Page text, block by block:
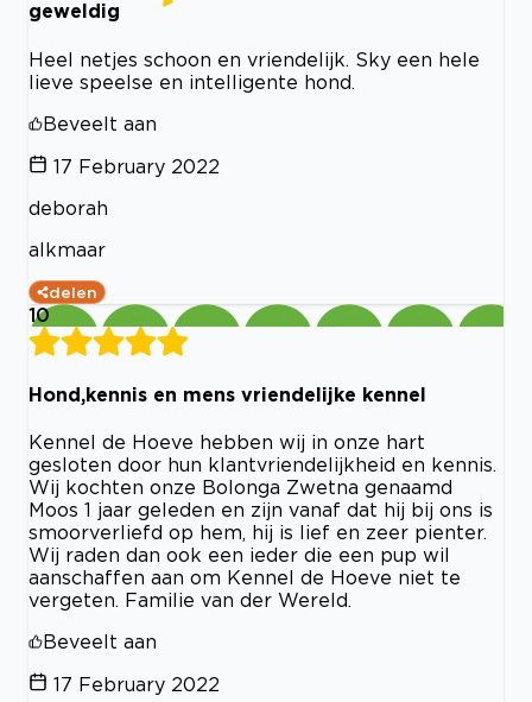
geweldig
Heel netjes schoon en vriendelijk. Sky een hele
lieve speelse en intelligente hond.
Beveelt aan
17 February 2022
deborah
alkmaar
delen
10
Hond,kennis en mens vriendelijke kennel
Kennel de Hoeve hebben wij in onze hart
gesloten door hun klantvriendelijkheid en kennis.
Wij kochten onze Bolonga Zwetna genaamd
Moos 1 jaar geleden en zijn vanaf dat hij bij ons is
smoorverliefd op hem, hij is lief en zeer pienter.
Wij raden dan ook een ieder die een pup wil
aanschaffen aan om Kennel de Hoeve niet te
vergeten. Familie van der Wereld.
Beveelt aan
17 February 2022